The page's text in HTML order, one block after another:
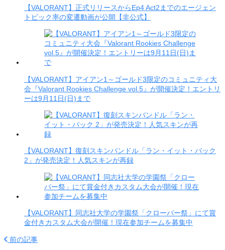
【VALORANT】正式リリースからEp4 Act2までのエージェン
トピック率の変遷動画が公開【非公式】
【VALORANT】アイアン1～ゴールド3限定のコミュニティ大
会『Valorant Rookies Challenge vol.5』が開催決定！エントリ
ーは9月11日(日)まで
【VALORANT】復刻スキンバンドル「ラン・イット・バック
2」が発売決定！人気スキンが再録
【VALORANT】同志社大学の学園祭「クローバー祭」にて賞
金付きカスタム大会が開催！現在参加チームを募集中
前の記事